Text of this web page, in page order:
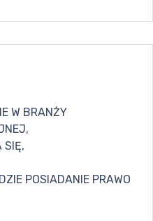
W BRANŻY
SIĘ,
POSIADANIE PRAWO